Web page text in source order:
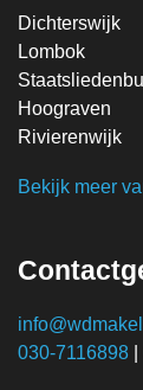
Dichterswijk
Lombok
Hoograven
Rivierenwijk
Bekijk meer
030-7116898